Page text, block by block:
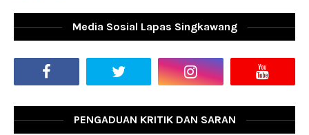
Media Sosial Lapas Singkawang
PENGADUAN KRITIK DAN SARAN